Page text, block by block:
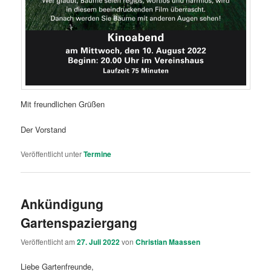
Mit freundlichen Grüßen
Der Vorstand
Veröffentlicht unterTermine
Ankündigung
Gartenspaziergang
Veröffentlicht am27. Juli 2022vonChristian Maassen
Liebe Gartenfreunde,